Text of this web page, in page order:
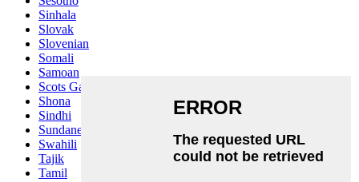
Sinhala
Slovak
Slovenian
Somali
Samoan
Scots Gaelic
Shona
Sindhi
Sundanese
Swahili
Tajik
Tamil